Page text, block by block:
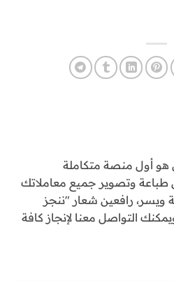
هو أول منصة متكاملة
وتصوير جميع معاملاتك
رافعين شعار "ننجز
التواصل معنا لإنجاز كافة